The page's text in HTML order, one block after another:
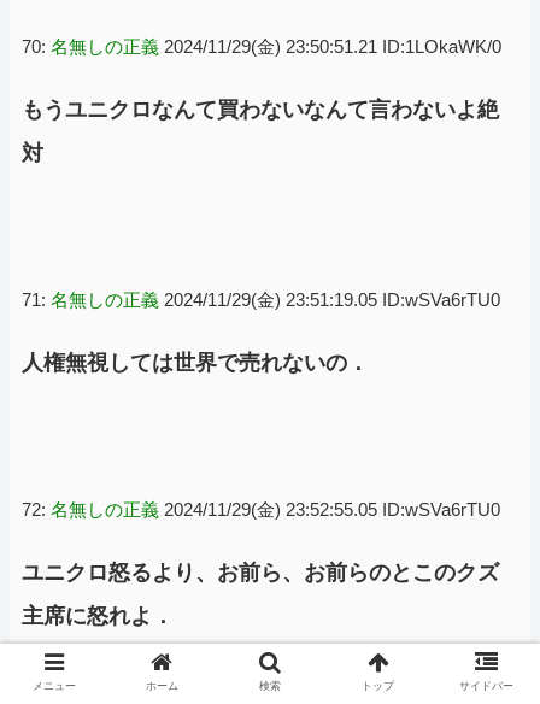
70: 名無しの正義 2024/11/29(金) 23:50:51.21 ID:1LOkaWK/0
もうユニクロなんて買わないなんて言わないよ絶
対
71: 名無しの正義 2024/11/29(金) 23:51:19.05 ID:wSVa6rTU0
人権無視しては世界で売れないの．
72: 名無しの正義 2024/11/29(金) 23:52:55.05 ID:wSVa6rTU0
ユニクロ怒るより、お前ら、お前らのとこのクズ
主席に怒れよ．
メニュー ホーム 検索 トップ サイドバー